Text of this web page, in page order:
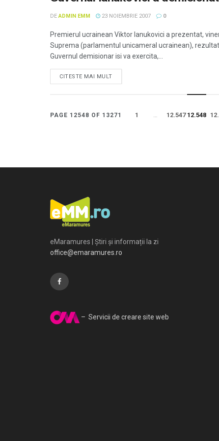
DE ADMIN EMM 23 NOIEMBRIE 2007 0
Premierul ucrainean Viktor Ianukovici a prezentat,
Suprema (parlamentul unicameral ucrainean),
Guvernul demisionar isi va exercita,...
CITESTE MAI MULT
PAGE 12548 OF 13271 1 … 12.547 12.548
eMaramures | Știri și informații la zi
office@emaramures.ro
– Servicii de creare site web